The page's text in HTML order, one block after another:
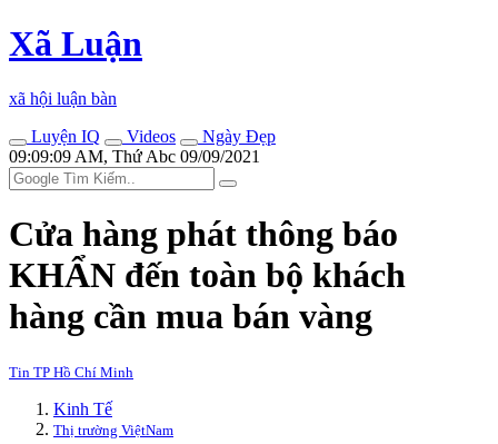
Xã Luận
xã hội luận bàn
Luyện IQ
Videos
Ngày Đẹp
09:09:09 AM, Thứ Abc 09/09/2021
Cửa hàng phát thông báo
KHẨN đến toàn bộ khách
hàng cần mua bán vàng
Tin TP Hồ Chí Minh
Kinh Tế
Thị trường ViệtNam